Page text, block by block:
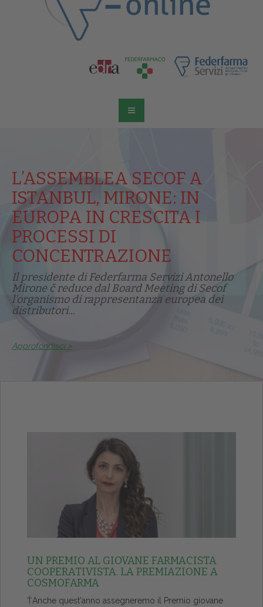
L’ASSEMBLEA SECOF A
ISTANBUL, MIRONE: IN
EUROPA IN CRESCITA I
PROCESSI DI
CONCENTRAZIONE
Il presidente di Federfarma Servizi Antonello
Mirone č reduce dal Board Meeting di Secof
l'organismo di rappresentanza europea dei
distributori...
Approfondisci >
UN PREMIO AL GIOVANE FARMACISTA
COOPERATIVISTA. LA PREMIAZIONE A
COSMOFARMA
ŤAnche quest'anno assegneremo il Premio giovane